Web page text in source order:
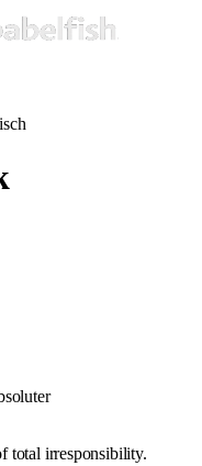
total irresponsibility.